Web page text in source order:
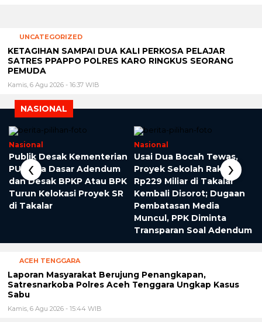
UNCATEGORIZED
KETAGIHAN SAMPAI DUA KALI PERKOSA PELAJAR
SATRES PPAPPO POLRES KARO RINGKUS SEORANG
PEMUDA
Kamis, 6 Agu 2026 - 16:37 WIB
NASIONAL
Nasional
Publik Desak Kementerian
PU Buka Dasar Adendum
dan Desak BPKP Atau BPK
Turun Kelokasi Proyek SR
di Takalar
Nasional
Usai Dua Bocah Tewas,
Proyek Sekolah Rakyat
Rp229 Miliar di Takalar
Kembali Disorot; Dugaan
Pembatasan Media
Muncul, PPK Diminta
Transparan Soal Adendum
‹ ›
ACEH TENGGARA
Laporan Masyarakat Berujung Penangkapan,
Satresnarkoba Polres Aceh Tenggara Ungkap Kasus
Sabu
Kamis, 6 Agu 2026 - 15:44 WIB